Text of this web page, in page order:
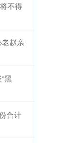
不得
赵亲
黑
合计